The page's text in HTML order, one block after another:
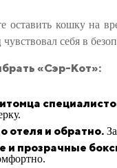
оставить кошку на
себя в
«Сэр-Кот»:
отеля и обратно.
и прозрачные